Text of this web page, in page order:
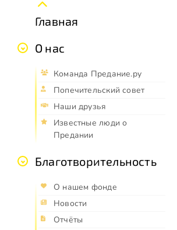
Главная
О нас
Команда Предание.ру
Попечительский совет
Наши друзья
Известные люди о
Предании
Благотворительность
О нашем фонде
Новости
Отчёты